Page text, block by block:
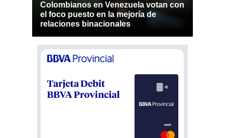
Colombianos en Venezuela votan con
el foco puesto en la mejoría de
relaciones binacionales